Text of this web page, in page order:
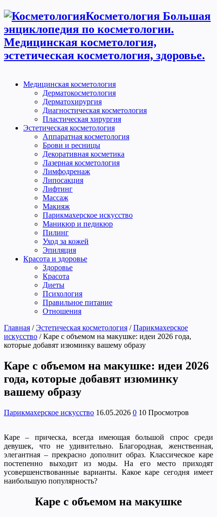
Косметология Большая
энциклопедия по косметологии.
Медицинская косметология,
эстетическая косметология, здоровье.
Медицинская косметология
Дерматокосметология
Дерматохирургия
Диагностическая косметология
Пластическая хирургия
Эстетическая косметология
Аппаратная косметология
Брови и ресницы
Декоративная косметика
Лазерная косметология
Лимфодренаж
Липосакция
Лифтинг
Массаж
Макияж
Парикмахерское искусство
Маникюр и педикюр
Пилинг
Уход за кожей
Эпиляция
Красота и здоровье
Здоровье
Красота
Диеты
Психология
Правильное питание
Отношения
Главная / Эстетическая косметология / Парикмахерское
искусство / Каре с объемом на макушке: идеи 2026 года,
которые добавят изюминку вашему образу
Каре с объемом на макушке: идеи 2026
года, которые добавят изюминку
вашему образу
Парикмахерское искусство 16.05.2026 0 10 Просмотров
Каре – прическа, всегда имеющая большой спрос среди
девушек, что не удивительно. Благородная, женственная,
элегантная – прекрасно дополнит образ. Классическое каре
постепенно выходит из моды. На его место приходят
усовершенствованные варианты. Какое каре сегодня имеет
наибольшую популярность?
Каре с объемом на макушке